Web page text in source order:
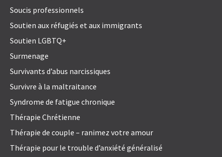
Soucis professionnels
Soutien aux réfugiés et aux immigrants
Soutien LGBTQ+
Surmenage
Survivants d’abus narcissiques
Survivre à la maltraitance
Syndrome de fatigue chronique
Thérapie Chrétienne
Thérapie de couple – ranimez votre amour
Thérapie pour le trouble d’anxiété généralisé